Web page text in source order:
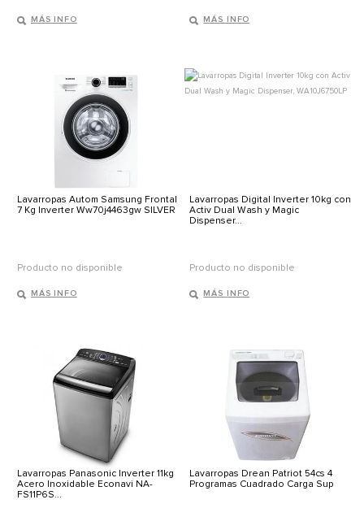
MÁS INFO MÁS INFO
Lavarropas Autom Samsung Frontal
7 Kg Inverter Ww70j4463gw SILVER
Producto no disponible
MÁS INFO
Lavarropas Digital Inverter 10kg con
Activ Dual Wash y Magic
Dispenser...
Producto no disponible
MÁS INFO
Lavarropas Panasonic Inverter 11kg
Acero Inoxidable Econavi NA-
FS11P6S...
Lavarropas Drean Patriot 54cs 4
Programas Cuadrado Carga Sup